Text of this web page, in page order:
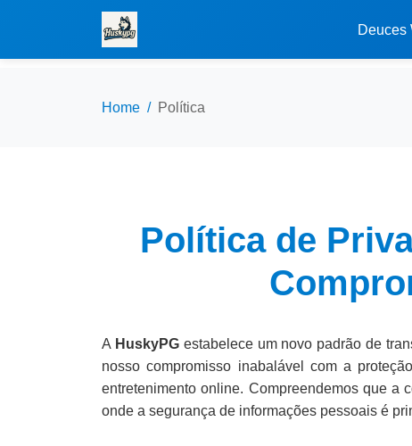
Deuces
Home Política
Política de
A HuskyPGestabelece um novo padrão de
nosso compromisso inabalável com a
entretenimento online. Compreendemos que a
onde a segurança de informações pessoais é